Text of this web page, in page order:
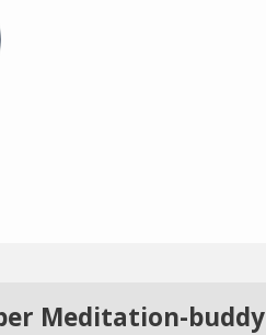
Meditation-buddy